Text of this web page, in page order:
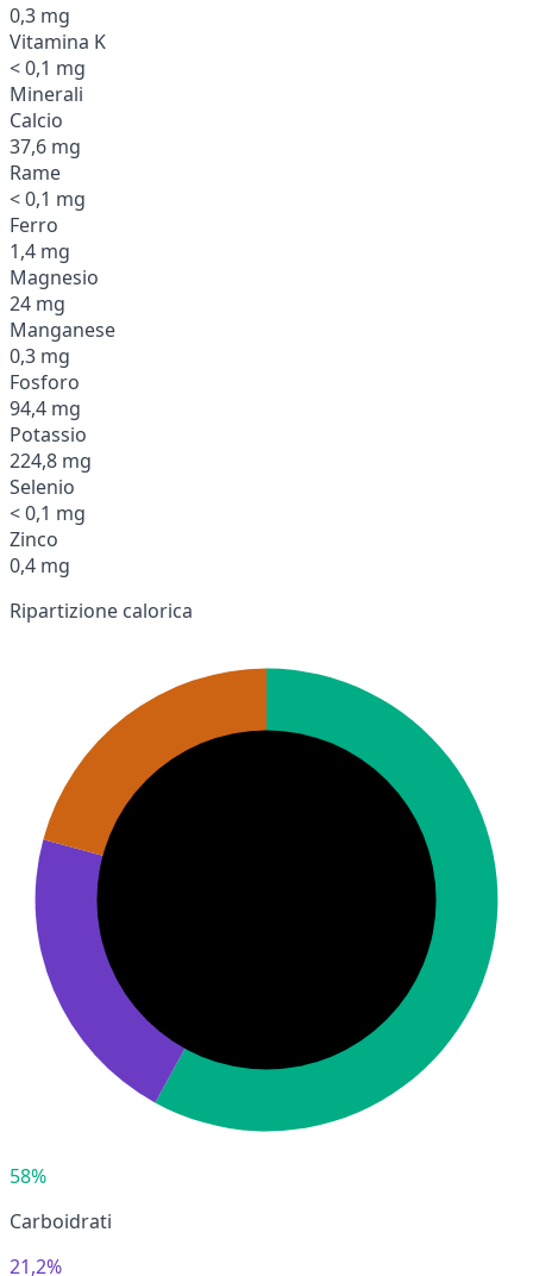
0,3 mg
Vitamina K
< 0,1 mg
Minerali
Calcio
37,6 mg
Rame
< 0,1 mg
Ferro
1,4 mg
Magnesio
24 mg
Manganese
0,3 mg
Fosforo
94,4 mg
Potassio
224,8 mg
Selenio
< 0,1 mg
Zinco
0,4 mg
Ripartizione calorica
58%
Carboidrati
21,2%